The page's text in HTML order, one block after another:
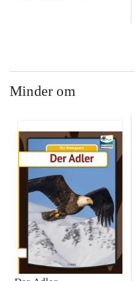
Minder om